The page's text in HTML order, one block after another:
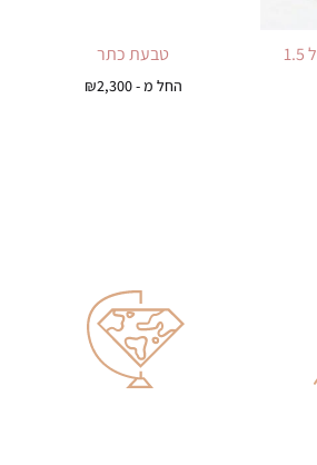
טבעת מלכותית אובל 1.5
טבעת כתר
החל מ - ₪2,300